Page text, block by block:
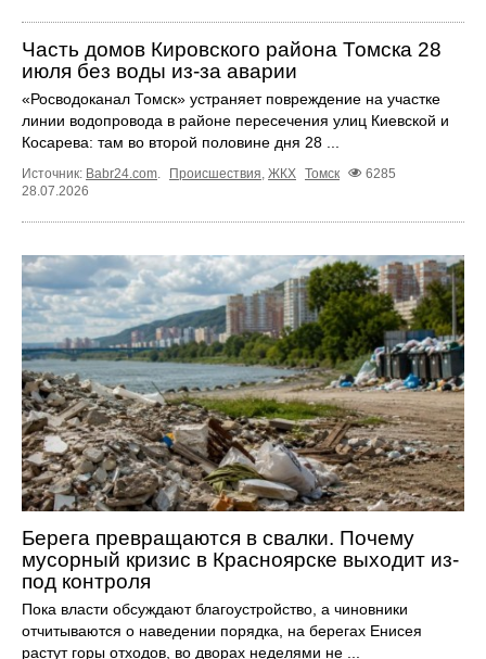
Часть домов Кировского района Томска 28
июля без воды из-за аварии
«Росводоканал Томск» устраняет повреждение на участке
линии водопровода в районе пересечения улиц Киевской и
Косарева: там во второй половине дня 28 ...
Источник: Babr24.com Происшествия ЖКХ Томск
6285
28.07.2026
Берега превращаются в свалки. Почему
мусорный кризис в Красноярске выходит из-
под контроля
Пока власти обсуждают благоустройство, а чиновники
отчитываются о наведении порядка, на берегах Енисея
растут горы отходов, во дворах неделями не ...